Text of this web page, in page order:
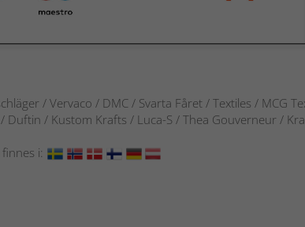
/ Vervaco / DMC / Svarta Fåret / Textiles / MCG
Duftin / Kustom Krafts / Luca-S / Thea Gouverneur /
finnes i: